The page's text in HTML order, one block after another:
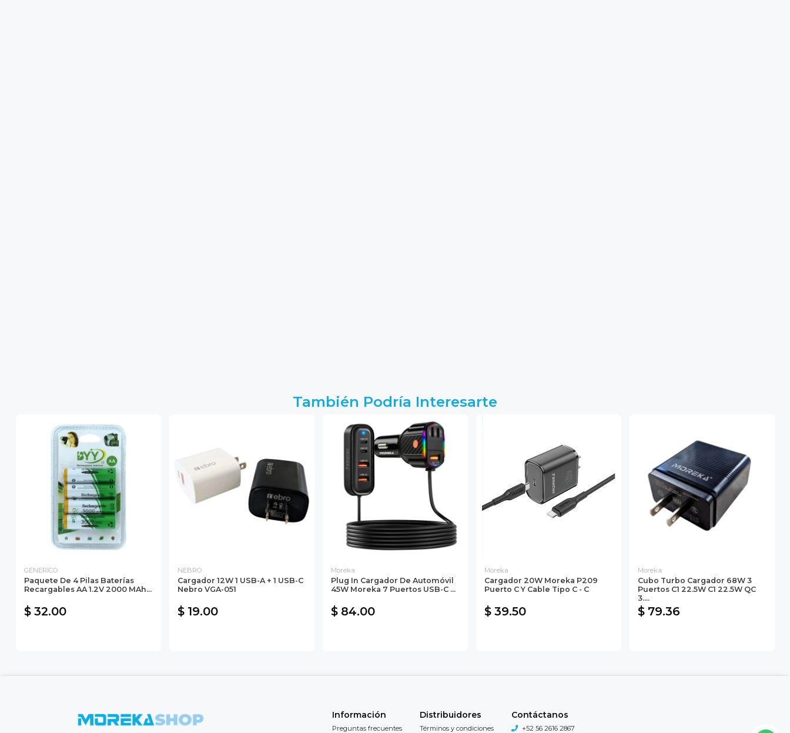
También Podría Interesarte
GENERICO
Paquete De 4 Pilas Baterías
Recargables AA 1.2V 2000 MAh...
$ 32.00
NEBRO
Cargador 12W 1 USB-A + 1 USB-C
Nebro VGA-051
$ 19.00
Moreka
Plug In Cargador De Automóvil
45W Moreka 7 Puertos USB-C ...
$ 84.00
Moreka
Cargador 20W Moreka P209
Puerto C Y Cable Tipo C - C
$ 39.50
Moreka
Cubo Turbo Cargador 68W 3
Puertos C1 22.5W C1 22.5W QC
3....
$ 79.36
Información
Preguntas frecuentes
Distribuidores
Términos y condiciones
Contáctanos
+52 56 2616 2867